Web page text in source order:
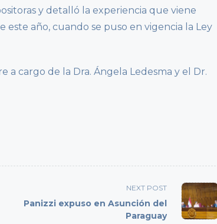
y detalló la experiencia que viene
año, cuando se puso en vigencia la Ley
cargo de la Dra. Ángela Ledesma y el Dr.
NEXT POST
Panizzi expuso en Asunción del
Paraguay